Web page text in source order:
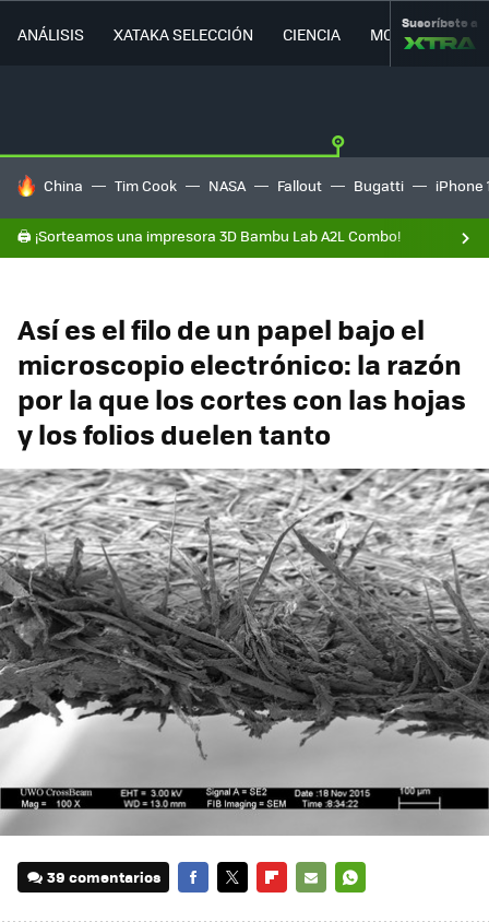
ANÁLISIS XATAKA SELECCIÓN CIENCIA MOVILIDAD
Suscríbete a
HOY SE HABLA DE
China Tim Cook NASA Fallout Bugatti iPhone
🖨️ ¡Sorteamos una impresora 3D Bambu Lab A2L Combo!
Así es el filo de un papel bajo el
microscopio electrónico: la razón
por la que los cortes con las hojas
y los folios duelen tanto
39 comentarios